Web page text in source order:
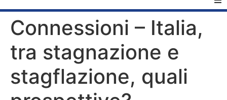
Home
Quelli del Bandolo
Bandolo
Connessioni – Italia,
tra stagnazione e
stagflazione, quali